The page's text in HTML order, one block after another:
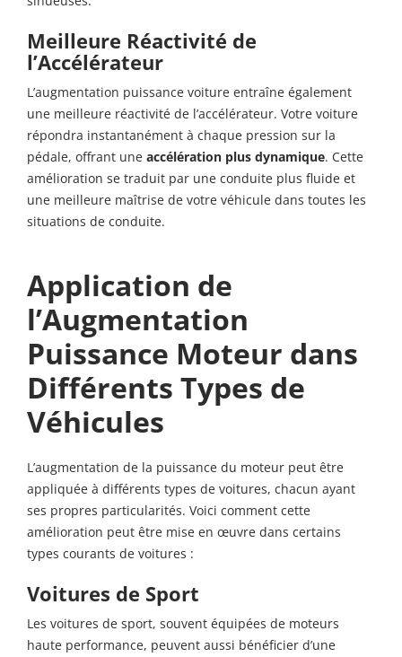
Meilleure Réactivité de
l’Accélérateur
L’augmentation puissance voiture entraîne également
une meilleure réactivité de l’accélérateur. Votre voiture
répondra instantanément à chaque pression sur la
pédale, offrant une accélération plus dynamique. Cette
amélioration se traduit par une conduite plus fluide et
une meilleure maîtrise de votre véhicule dans toutes les
situations de conduite.
Application de
l’Augmentation
Puissance Moteur dans
Différents Types de
Véhicules
L’augmentation de la puissance du moteur peut être
appliquée à différents types de voitures, chacun ayant
ses propres particularités. Voici comment cette
amélioration peut être mise en œuvre dans certains
types courants de voitures :
Voitures de Sport
Les voitures de sport, souvent équipées de moteurs
haute performance, peuvent aussi bénéficier d’une